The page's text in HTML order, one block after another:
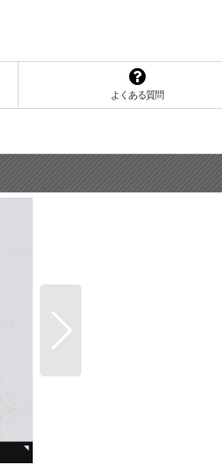
よくある質問